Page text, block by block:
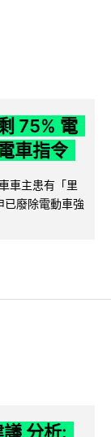
75% 電
車指令
車主患有「里
廢除電動車強
分析: